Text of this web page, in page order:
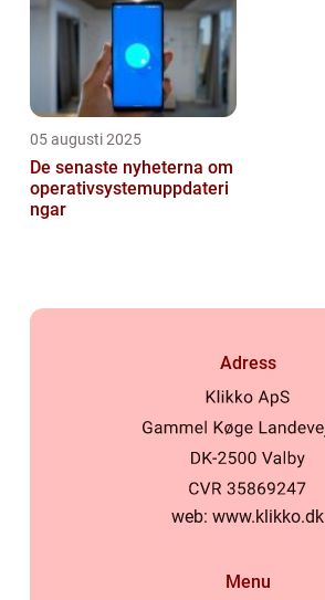
05 augusti 2025
De senaste nyheterna om
operativsystemuppdateri
ngar
Adress
web: www.klikko.dk
Menu